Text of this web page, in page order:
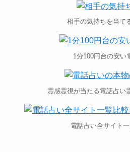
相手の気持ちを当て
1分100円台の安い
霊感霊視が当たる電話占い
電話占い全サイト